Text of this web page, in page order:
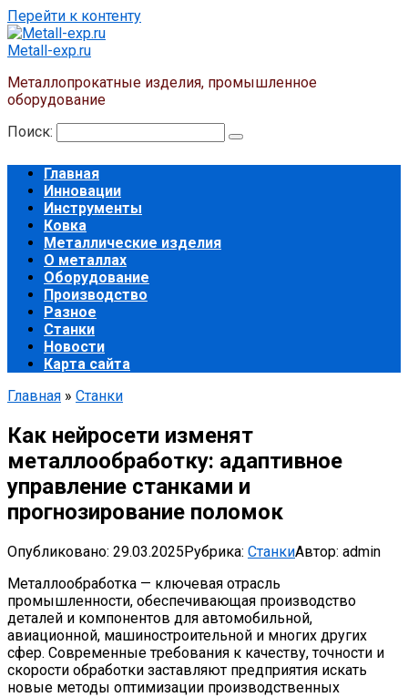
Перейти к контенту
Metall-exp.ru
Металлопрокатные изделия, промышленное
оборудование
Поиск:
Главная
Инновации
Инструменты
Ковка
Металлические изделия
О металлах
Оборудование
Производство
Разное
Станки
Новости
Карта сайта
Главная » Станки
Как нейросети изменят
металлообработку: адаптивное
управление станками и
прогнозирование поломок
Опубликовано: 29.03.2025Рубрика: СтанкиАвтор: admin
Металлообработка — ключевая отрасль
промышленности, обеспечивающая производство
деталей и компонентов для автомобильной,
авиационной, машиностроительной и многих других
сфер. Современные требования к качеству, точности и
скорости обработки заставляют предприятия искать
новые методы оптимизации производственных